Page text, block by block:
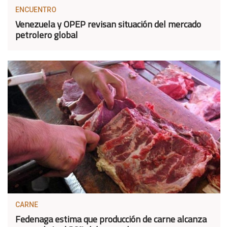
ENCUENTRO
Venezuela y OPEP revisan situación del mercado
petrolero global
CARNE
Fedenaga estima que producción de carne alcanza